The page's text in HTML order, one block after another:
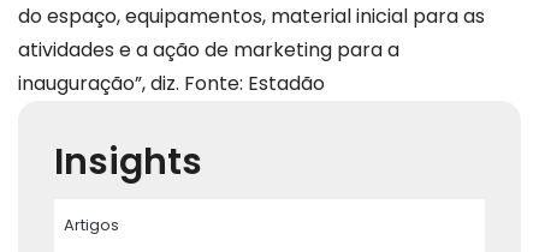
do espaço, equipamentos, material inicial para as
atividades e a ação de marketing para a
inauguração”, diz. Fonte: Estadão
Insights
Artigos